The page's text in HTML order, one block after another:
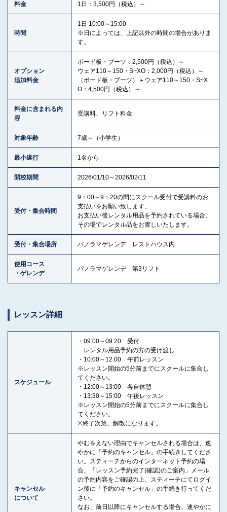
料金 1日：3,500円（税込）～
時間
1日 10:00～15:00
※日によっては、上記以外の時間の場合がありま
す。
オプション
追加料金
ボード板・ブーツ：2,500円（税込）～
ウェア110～150・S~XO：2,000円（税込）～
（ボード板・ブーツ）＋ウェア110～150・S~X
O：4,500円（税込）～
料金に含まれる内
容
受講料、リフト料金
対象年齢 7歳～（小学生）
最小遂行 1名から
開校期間 2026/01/10～2026/02/11
受付・集合時間
9：00～9：20の間にスクール受付で受講料のお
支払いをお願い致します。
お支払い後レンタル用品を予約されている場合、
その場でレンタル品をお渡しいたします。
受付・集合場所 パノラマゲレンデ レストハウス内
使用コース
・ゲレンデ
パノラマゲレンデ 第3リフト
レッスン詳細
スケジュール
・09:00～09:20 受付
レンタル用品予約の方の受け渡し
・10:00～12:00 午前レッスン
※レッスン開始の5分前までにスクールに集合し
てください。
・12:00～13:00 各自休憩
・13:30～15:00 午後レッスン
※レッスン開始の5分前までにスクールに集合し
てください。
※終了次第、解散になります。
キャンセル
について
やむをえない理由でキャンセルされる場合は、速
やかに「予約のキャンセル」の手続きしてくださ
い。スティーチからのインターネット予約の場
合、「レッスン予約完了(確認)のご案内」メール
の予約内容をご確認の上、スティーチにてログイ
ン後に「予約のキャンセル」の手続き行ってくだ
さい。
なお、前日以降にキャンセルする場合、速やかに